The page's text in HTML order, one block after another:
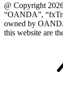
@ Copyright
“OANDA”,
owned by
this website are